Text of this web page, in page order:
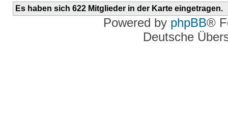
Es haben sich 622 Mitglieder in der Karte eingetragen.
Powered by phpBB®
Deutsche